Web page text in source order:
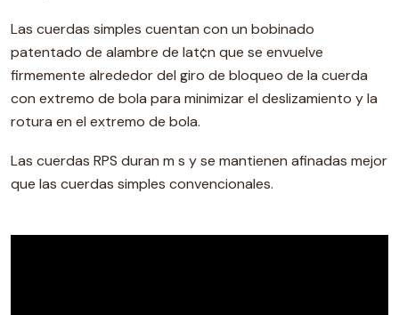
Las cuerdas simples cuentan con un bobinado
patentado de alambre de lat¢n que se envuelve
firmemente alrededor del giro de bloqueo de la cuerda
con extremo de bola para minimizar el deslizamiento y la
rotura en el extremo de bola.
Las cuerdas RPS duran m s y se mantienen afinadas mejor
que las cuerdas simples convencionales.